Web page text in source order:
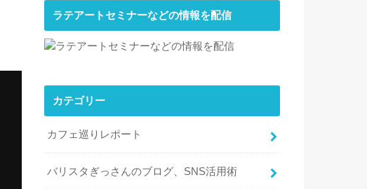
ラテアートセミナーなどの情報を配信
カテゴリー
カフェ巡りレポート
バリスタぎっさんのブログ、SNS活用術